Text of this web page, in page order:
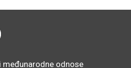
odnose